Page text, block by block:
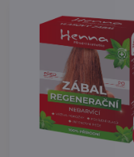
chemických farieb.